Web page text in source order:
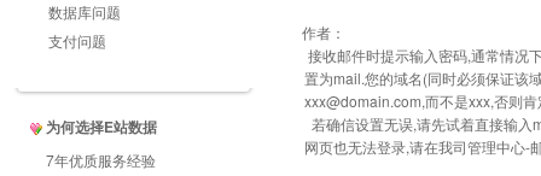
数据库问题
支付问题
为何选择E站数据
7年优质服务经验
作者：
接收邮件时提示输入密码,通常情况
置为mail.您的域名(同时必须保证该
xxx@domain.com,而不是xxx,否则
若确信设置无误,请先试着直接输
网页也无法登录,请在我司管理中心-